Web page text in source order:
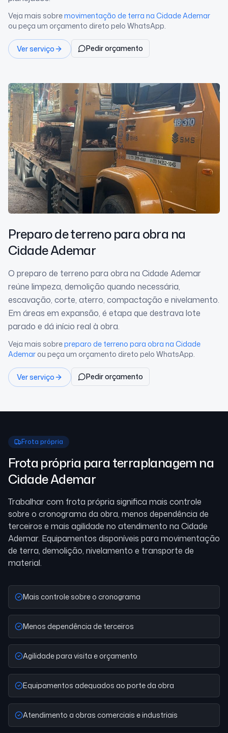
Veja mais sobremovimentação de terra na Cidade Ademar
ou peça um orçamento direto pelo WhatsApp.
Ver serviço Pedir orçamento
Preparo de terreno para obra na
Cidade Ademar
O preparo de terreno para obra na Cidade Ademar
reúne limpeza, demolição quando necessária,
escavação, corte, aterro, compactação e nivelamento.
Em áreas em expansão, é etapa que destrava lote
parado e dá início real à obra.
Veja mais sobrepreparo de terreno para obra na Cidade
Ademar ou peça um orçamento direto pelo WhatsApp.
Ver serviço Pedir orçamento
Frota própria
Frota própria para terraplanagem na
Cidade Ademar
Trabalhar com frota própria significa mais controle
sobre o cronograma da obra, menos dependência de
terceiros e mais agilidade no atendimento na Cidade
Ademar. Equipamentos disponíveis para movimentação
de terra, demolição, nivelamento e transporte de
material.
Mais controle sobre o cronograma
Menos dependência de terceiros
Agilidade para visita e orçamento
Equipamentos adequados ao porte da obra
Atendimento a obras comerciais e industriais